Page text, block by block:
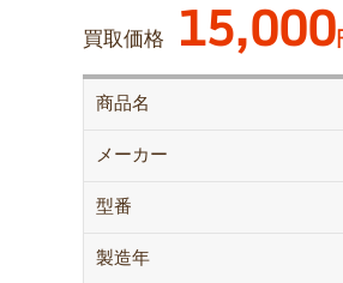
買取価格 15,000
商品名
メーカー
型番
製造年